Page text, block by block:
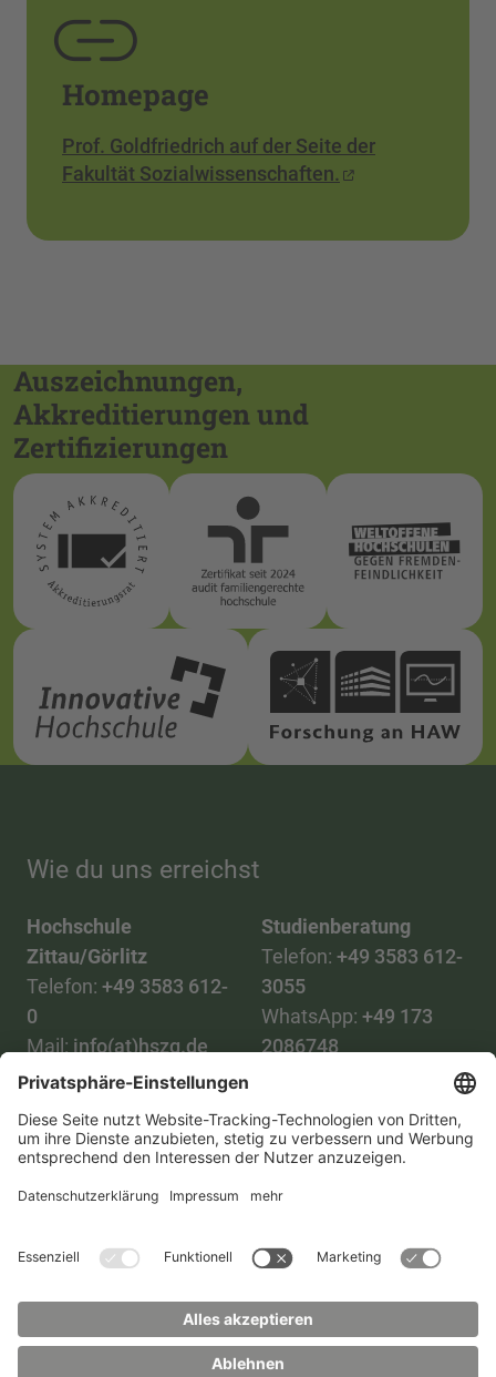
Homepage
Prof. Goldfriedrich auf der Seite der
Fakultät Sozialwissenschaften.
Auszeichnungen,
Akkreditierungen und
Zertifizierungen
Wie du uns erreichst
Hochschule
Zittau/Görlitz
Telefon: +49 3583 612-
0
Mail: info(at)hszg.de
Studienberatung
Telefon: +49 3583 612-
3055
WhatsApp: +49 173
2086748
Alle StudiengängeDatenschutz
ImpressumBarrierefreiheitPresse